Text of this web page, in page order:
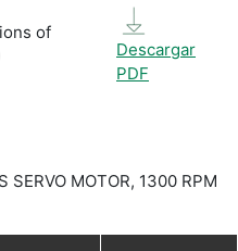
of
Descargar
PDF
MOTOR, 1300 RPM